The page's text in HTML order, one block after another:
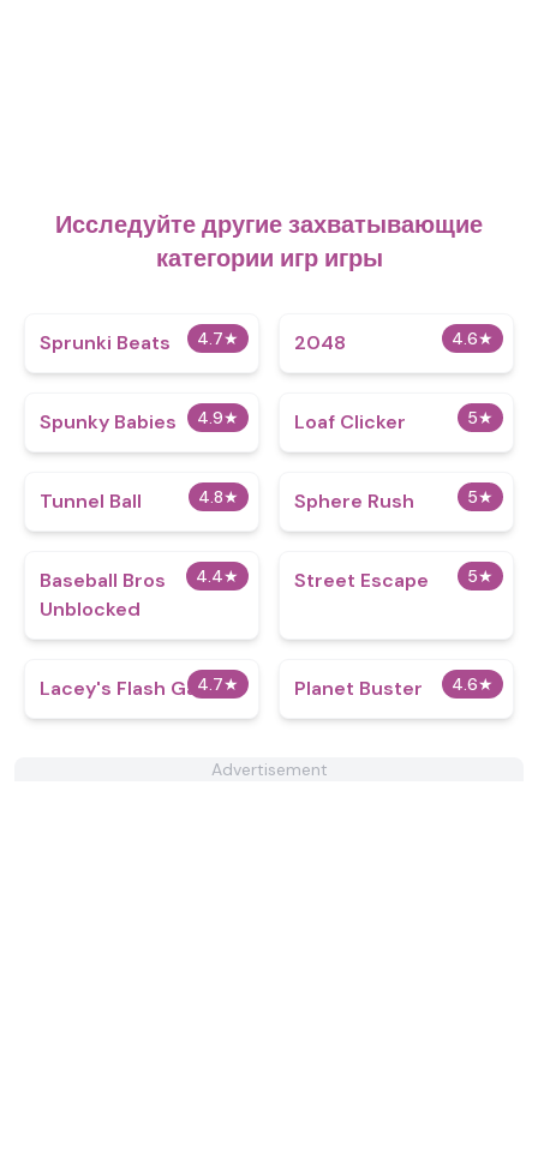
Исследуйте другие захватывающие
категории игр игры
4.7★
Sprunki Beats 4.6★
2048
4.9★
Spunky Babies 5★
Loaf Clicker
4.8★
Tunnel Ball 5★
Sphere Rush
4.4★
Baseball Bros
Unblocked
5★
Street Escape
4.7★
Lacey's Flash Games 4.6★
Planet Buster
Advertisement